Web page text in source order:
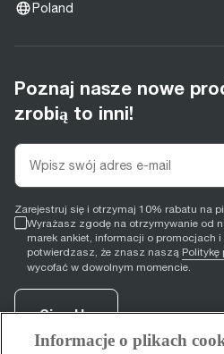
Poland
Poznaj nasze nowe
zrobią to inni!
Zarejestruj się i otrzymaj 10% rabatu na
Wyrażasz zgodę na otrzymywanie od
marek ankiet, informacji o promocjach
potwierdzasz, że znasz naszą Politykę
wycofać w dowolnym momencie.
Sign Up
Informacje o plikach